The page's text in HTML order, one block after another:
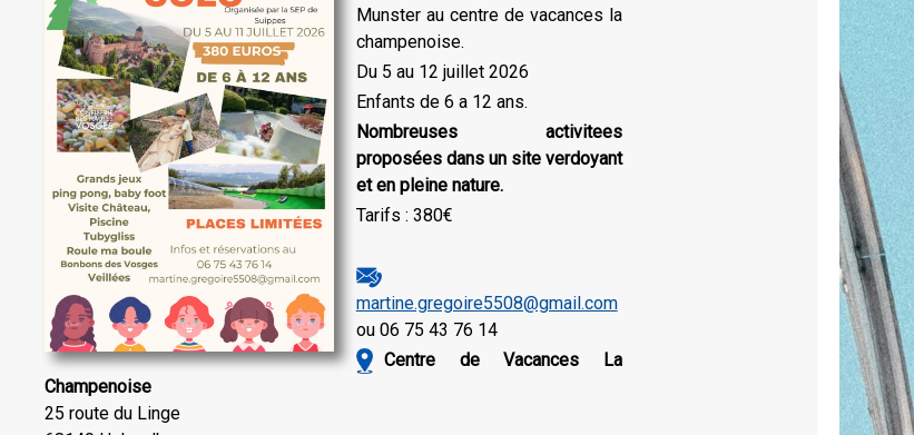
Munster au centre de vacances la
champenoise.
Du 5 au 12 juillet 2026
Enfants de 6 a 12 ans.
Nombreuses activitees
proposées dans un site verdoyant
et en pleine nature.
Tarifs : 380€
martine.gregoire5508@gmail.com
ou 06 75 43 76 14
Centre de Vacances La
Champenoise
25 route du Linge